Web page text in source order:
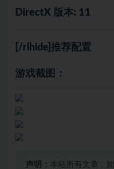
DirectX 版本: 11
[/rihide]推荐配置
游戏截图：
声明： 本站所有文章，